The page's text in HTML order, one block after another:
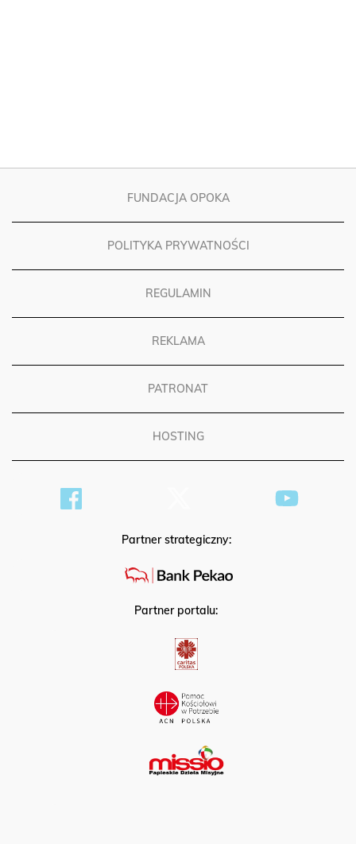
FUNDACJA OPOKA
POLITYKA PRYWATNOŚCI
REGULAMIN
REKLAMA
PATRONAT
HOSTING
Partner strategiczny:
Partner portalu: